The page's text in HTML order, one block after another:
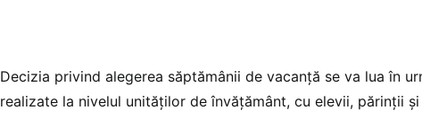
Decizia privind alegerea săptămânii de vacanță se va lua în
realizate la nivelul unităților de învățământ, cu elevii, părinții